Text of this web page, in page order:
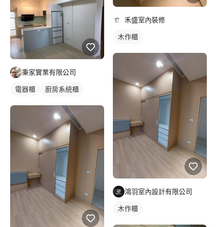
秉家實業有限公司
電器櫃 廚房系統櫃
禾盛室內裝修
木作櫃
鴻羽室內設計有限公司
木作櫃